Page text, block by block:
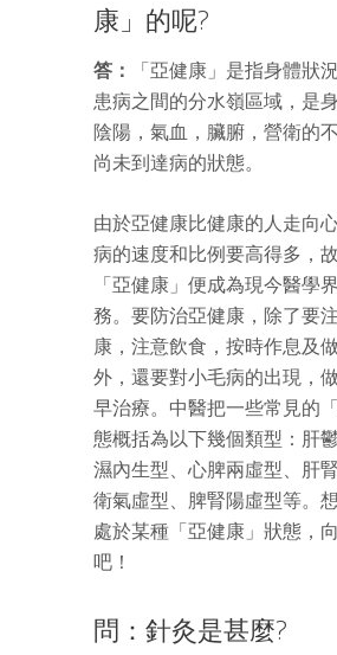
康」的呢?
答：
「亞健康」是指身體狀
患病之間的分水嶺區域，是
陰陽，氣血，臟腑，營衛的
尚未到達病的狀態。
由於亞健康比健康的人走向
病的速度和比例要高得多，
「亞健康」便成為現今醫學
務。要防治亞健康，除了要
康，注意飲食，按時作息及
外，還要對小毛病的出現，做
早治療。中醫把一些常見的
態概括為以下幾個類型：肝
濕內生型、心脾兩虛型、肝
衛氣虛型、脾腎陽虛型等。
處於某種「亞健康」狀態，
吧！
問：針灸是甚麼?